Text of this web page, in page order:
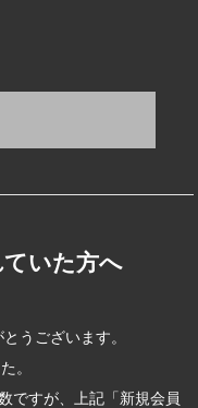
いた方へ
うございます。
。
ですが、上記「新規会員